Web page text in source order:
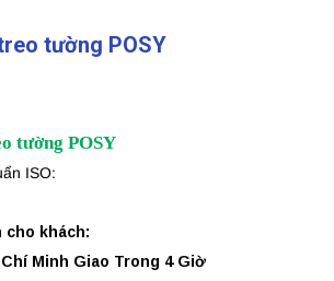
tường POSY
tường POSY
ISO:
cho khách:
Minh Giao Trong 4 Giờ